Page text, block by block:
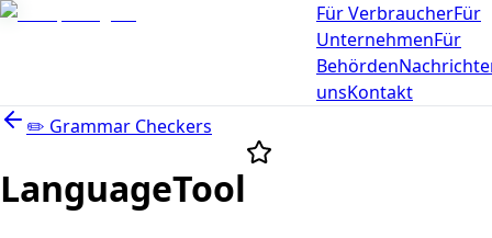
Für VerbraucherFür
UnternehmenFür
Behörden
unsKontakt
✏️ Grammar Checkers
LanguageTool